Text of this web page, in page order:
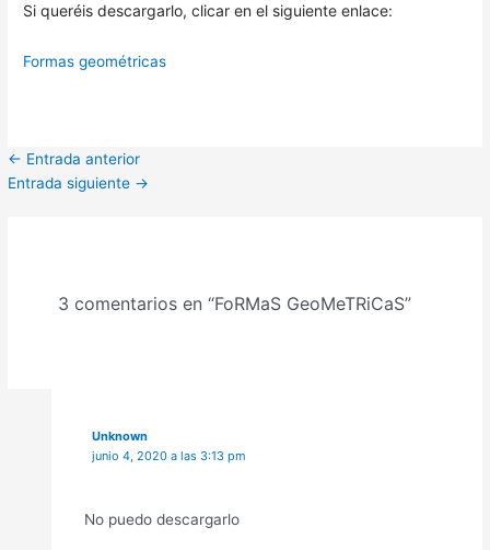
Si queréis descargarlo, clicar en el siguiente enlace:
Formas geométricas
← Entrada anterior
Entrada siguiente →
3 comentarios en “FoRMaS GeoMeTRiCaS”
Unknown
junio 4, 2020 a las 3:13 pm
No puedo descargarlo